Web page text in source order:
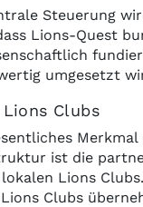
Steuerung
Lions-Quest
umgesetzt
Clubs
Merkmal
ist die
Lions
Clubs